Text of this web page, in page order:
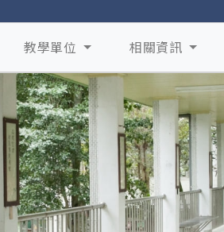
教學單位 相關資訊